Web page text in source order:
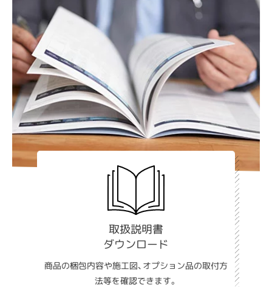
取扱説明書
ダウンロード
商品の梱包内容や施工図、オプション品の取付方
法等を確認できます。